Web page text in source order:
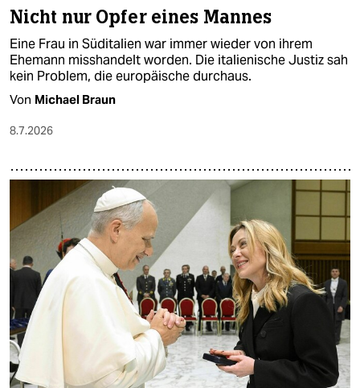
Nicht nur Opfer eines Mannes
Eine Frau in Süditalien war immer wieder von ihrem
Ehemann misshandelt worden. Die italienische Justiz sah
kein Problem, die europäische durchaus.
Von Michael Braun
8.7.2026